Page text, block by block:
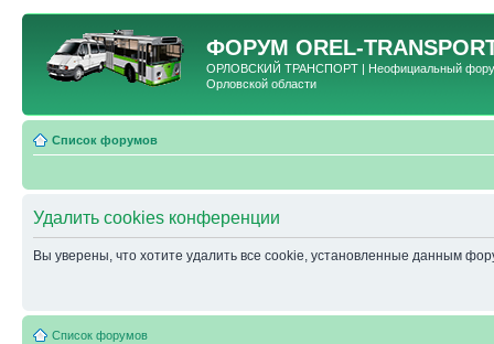
ФОРУМ OREL-
ОРЛОВСКИЙ ТРАНСПОРТ | Неофициальный форум
Орловской области
Список форумов
Удалить cookies конференции
Вы уверены, что хотите удалить все cookie, установленные данным
Список форумов